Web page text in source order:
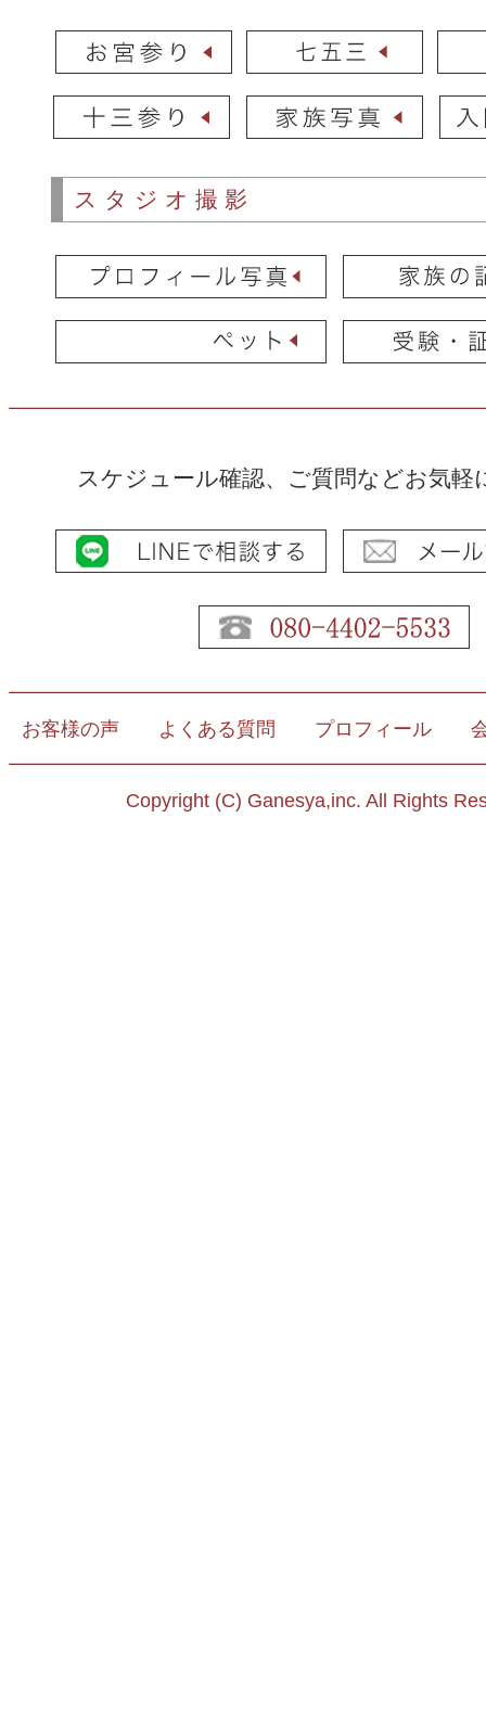
スタジオ撮影
スケジュール確認、ご質問などお気軽
お客様の声 よくある質問 プロフィール
Copyright (C) Ganesya,inc. All Rights